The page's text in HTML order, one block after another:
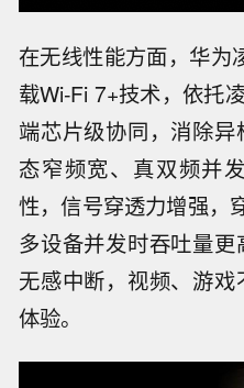
在无线性能方面，华为
载Wi‑Fi 7+技术，依托
端芯片级协同，消除
态窄频宽、真双频并
性，信号穿透力增强，
多设备并发时吞吐量
无感中断，视频、游
体验。